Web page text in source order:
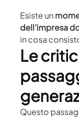
Esiste un
dell’impresa
in cosa
Le
Questo